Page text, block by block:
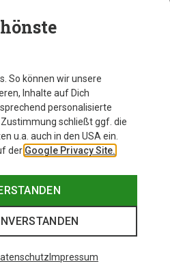
So können wir unsere
Inhalte auf Dich
personalisierte
schließt ggf. die
u.a. auch in den USA ein.
der Google Privacy Site.
Impressum